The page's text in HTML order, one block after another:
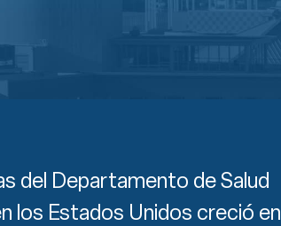
del Departamento de Salud
los Estados Unidos creció en